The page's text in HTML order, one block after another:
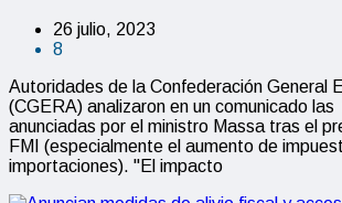
26 julio, 2023
8
Autoridades de la Confederación General
(CGERA) analizaron en un comunicado
anunciadas por el ministro Massa tras el
FMI (especialmente el aumento de
importaciones). "El impacto